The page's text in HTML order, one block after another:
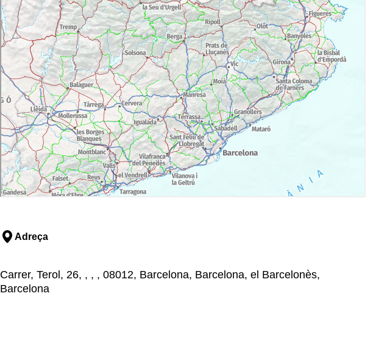
Adreça
Carrer, Terol, 26, , , , 08012, Barcelona, Barcelona, el Barcelonès,
Barcelona